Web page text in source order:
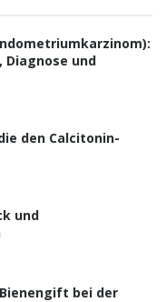
Diagnose und
den Calcitonin-
und
bei der